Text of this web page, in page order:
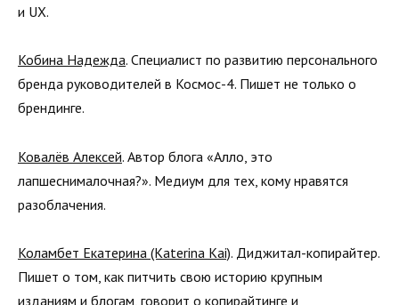
и UX.
Кобина Надежда. Специалист по развитию персонального
бренда руководителей в Космос-4. Пишет не только о
брендинге.
Ковалёв Алексей. Автор блога «Алло, это
лапшеснималочная?». Медиум для тех, кому нравятся
разоблачения.
Коламбет Екатерина (Katerina Kai). Диджитал-копирайтер.
Пишет о том, как питчить свою историю крупным
изданиям и блогам, говорит о копирайтинге и